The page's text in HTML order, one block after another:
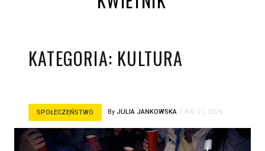
KATEGORIA: KULTURA
SPOŁECZEŃSTWO By JULIA JANKOWSKA KW. 21, 2026